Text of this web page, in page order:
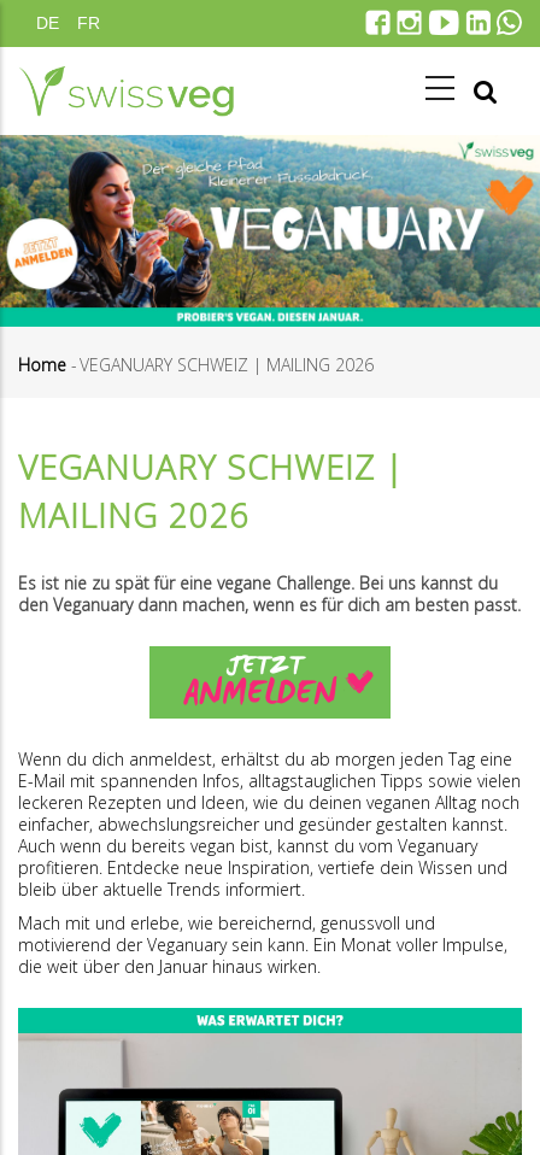
Direkt
zum
Inhalt
DE FR
Home -VEGANUARY SCHWEIZ | MAILING 2026
VEGANUARY SCHWEIZ |
MAILING 2026
Es ist nie zu spät für eine vegane Challenge. Bei uns kannst du
den Veganuary dann machen, wenn es für dich am besten passt.
Wenn du dich anmeldest, erhältst du ab morgen jeden Tag eine
E-Mail mit spannenden Infos, alltagstauglichen Tipps sowie vielen
leckeren Rezepten und Ideen, wie du deinen veganen Alltag noch
einfacher, abwechslungsreicher und gesünder gestalten kannst.
Auch wenn du bereits vegan bist, kannst du vom Veganuary
profitieren. Entdecke neue Inspiration, vertiefe dein Wissen und
bleib über aktuelle Trends informiert.
Mach mit und erlebe, wie bereichernd, genussvoll und
motivierend der Veganuary sein kann. Ein Monat voller Impulse,
die weit über den Januar hinaus wirken.